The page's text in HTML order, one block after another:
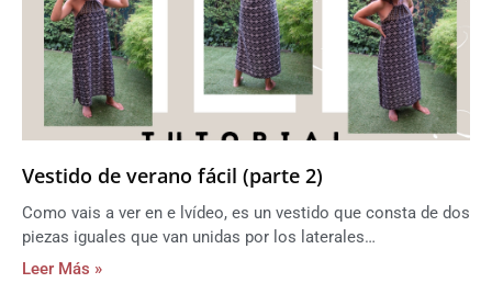
Vestido de verano fácil (parte 2)
Como vais a ver en e lvídeo, es un vestido que consta de dos
piezas iguales que van unidas por los laterales…
Leer Más »